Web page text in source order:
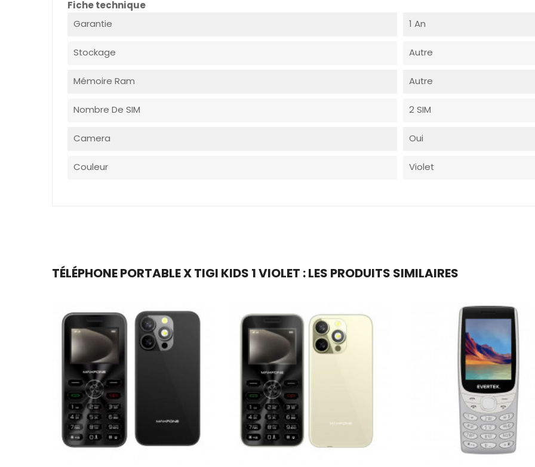
Fiche technique
Garantie
1 An
Stockage Autre
Mémoire Ram Autre
Nombre De SIM 2 SIM
Camera Oui
Couleur Violet
TÉLÉPHONE PORTABLE X TIGI KIDS 1 VIOLET : LES PRODUITS SIMILAIRES